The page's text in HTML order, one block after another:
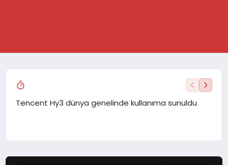
SPOR
Tencent Hy3 dünya genelinde kullanıma sunuldu